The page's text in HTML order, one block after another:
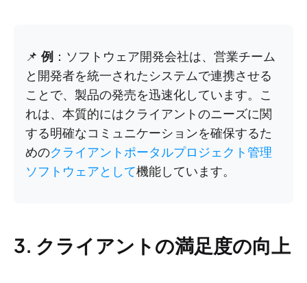
📌 例 ：ソフトウェア開発会社は、営業チーム
と開発者を統一されたシステムで連携させる
ことで、製品の発売を迅速化しています。こ
れは、本質的にはクライアントのニーズに関
する明確なコミュニケーションを確保するた
めのクライアントポータルプロジェクト管理
ソフトウェアとして機能しています。
3. クライアントの満足度の向上